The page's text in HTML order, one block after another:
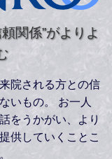
関係”がよりよ
院される方との信
いもの。 お一人
をうかがい、より
供していくことこ